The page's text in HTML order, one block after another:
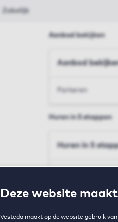
Deze website
Vesteda maakt op de website gebruik
Zakelijk
Aanbod bekijken
Aanbod
Parkeren
Huren in 5 stappen
Huren in 5
Voorwaarden en